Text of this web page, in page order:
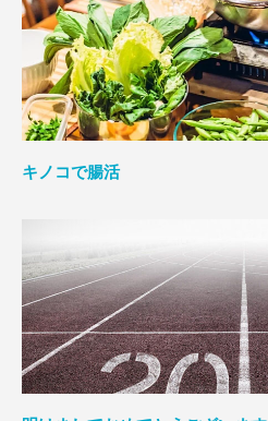
キノコで腸活